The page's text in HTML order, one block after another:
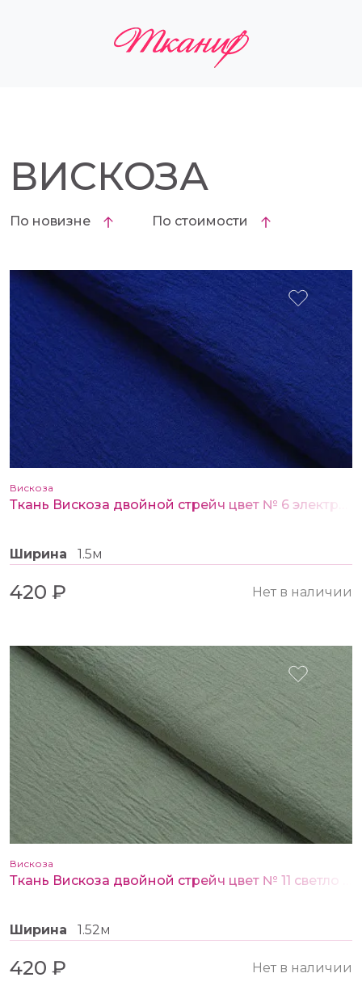
ВИСКОЗА
По новизне По стоимости
Вискоза
Ширина 1.5м
420 ₽ Нет в наличии
Вискоза
Ширина 1.52м
420 ₽ Нет в наличии